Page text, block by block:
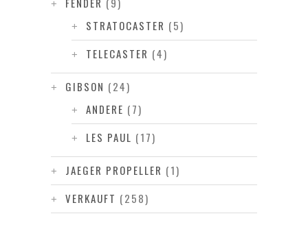
STRATOCASTER (5)
TELECASTER (4)
GIBSON (24)
ANDERE (7)
LES PAUL (17)
JAEGER PROPELLER (1)
VERKAUFT (258)